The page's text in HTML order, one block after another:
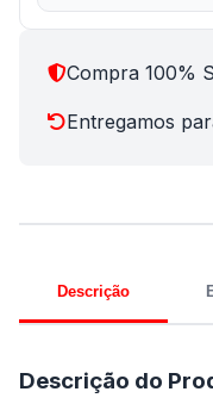
Compra 100%
Entregamos
Descrição
Descrição do